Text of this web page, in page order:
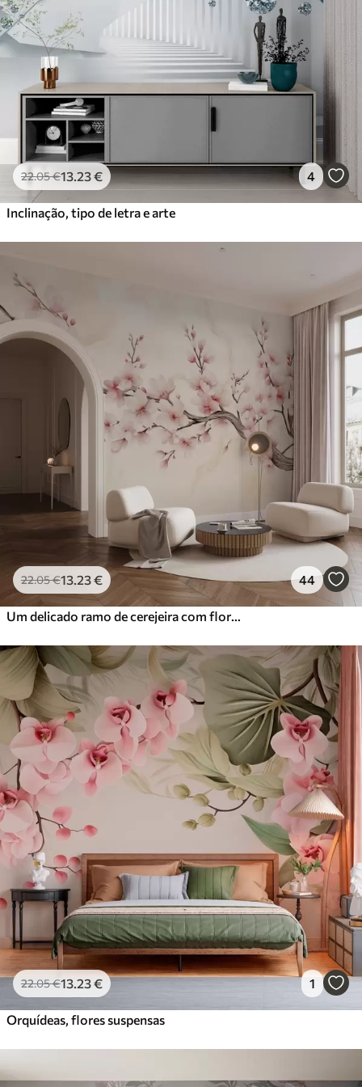
56 34.00 /m²
Vinil Premium
65.0039.00€/m²
Peel and Stick
81.6749.00€/m²
22.05€13.23€ 4
Inclinação, tipo de letra e arte
22.05€13.23€ 44
Um delicado ramo de cerejeira com flores cor-de-rosa suaves sobre um fundo claro
22.05€13.23€ 1
Orquídeas, flores suspensas